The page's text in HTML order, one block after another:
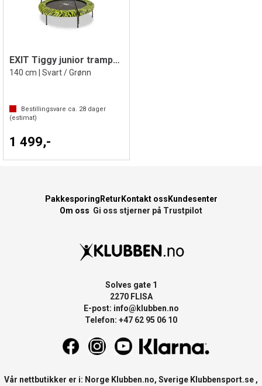
EXIT Tiggy junior trampoline med stang
140 cm | Svart / Grønn
Bestillingsvare ca. 28 dager
(estimat)
1 499,-
Pakkesporing Retur Kontakt oss Kundesenter
Om oss Gi oss stjerner på Trustpilot
Solves gate 1
2270 FLISA
E-post: info@klubben.no
Telefon: +47 62 95 06 10
Vår nettbutikker er i: Norge Klubben.no, Sverige Klubbensport.se ,